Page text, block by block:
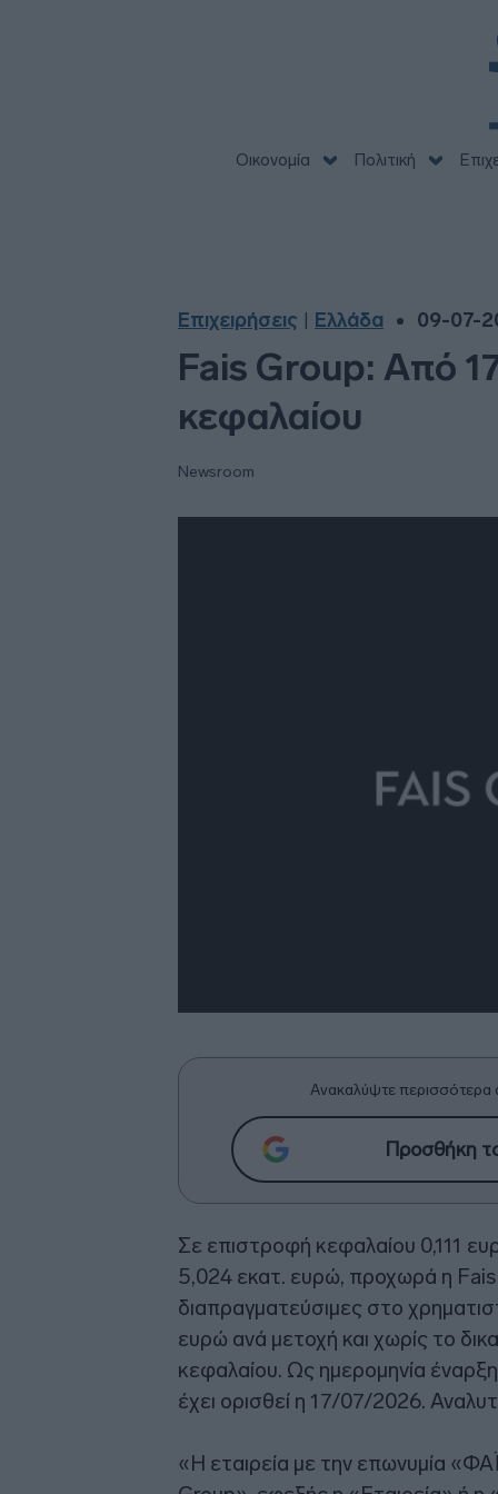
Οικονομία Πολιτική
Επιχειρήσεις Ελλάδα 09-07-
Fais Group: Από
κεφαλαίου
Newsroom
Ανακαλύψτε περισσότερα
Προσθήκη
Σε επιστροφή κεφαλαίου 0,111
5,024 εκατ. ευρώ, προχωρά η Fais
διαπραγματεύσιμες στο
ευρώ ανά μετοχή και χωρίς το
κεφαλαίου. Ως ημερομηνία
έχει ορισθεί η 17/07/2026.
«Η εταιρεία με την επωνυμία